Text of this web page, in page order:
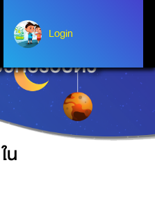
Login
Login
ทย์รอบตัว”
น